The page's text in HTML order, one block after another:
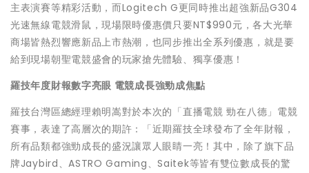
主表演賽等精彩活動，而Logitech G更同時推出超強新品G304
光速無線電競滑鼠，現場限時優惠價只要NT$990元，各大光華
商場皆熱烈響應新品上市熱潮，也同步推出全系列優惠，就是要
給到現場朝聖電競盛會的玩家搶先體驗、獨享優惠！
羅技年度財報數字亮眼 電競成長強勁成焦點
羅技台灣區總經理賴明嵩對於本次的「直播電競 勁在八德」電競
賽事，表達了高層次的期許：「近期羅技全球發布了全年財報，
所有品類都強勁成長的盛況讓眾人眼睛一亮！其中，除了旗下品
牌Jaybird、ASTRO Gaming、Saitek等皆有雙位數成長的驚